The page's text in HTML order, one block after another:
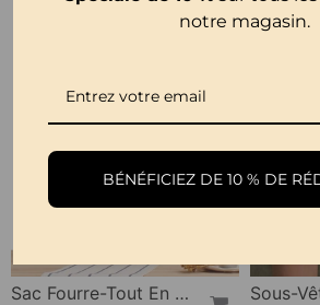
Sac Fourre-Tout En Paille Pour Femme
notre magasin.
BÉNÉFICIEZ DE